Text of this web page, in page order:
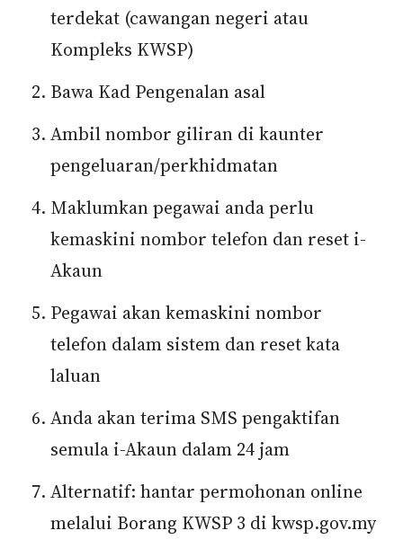
terdekat (cawangan negeri atau
Kompleks KWSP)
Bawa Kad Pengenalan asal
Ambil nombor giliran di kaunter
pengeluaran/perkhidmatan
Maklumkan pegawai anda perlu
kemaskini nombor telefon dan reset i-
Akaun
Pegawai akan kemaskini nombor
telefon dalam sistem dan reset kata
laluan
Anda akan terima SMS pengaktifan
semula i-Akaun dalam 24 jam
Alternatif: hantar permohonan online
melalui Borang KWSP 3 di kwsp.gov.my